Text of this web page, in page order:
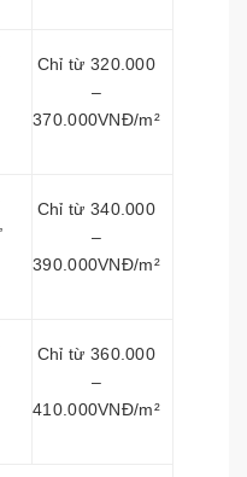
Chỉ từ 320.000
–
370.000VNĐ/m²
Chỉ từ 340.000
–
390.000VNĐ/m²
Chỉ từ 360.000
–
410.000VNĐ/m²